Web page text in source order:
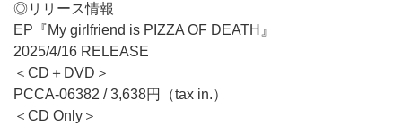
◎リリース情報
EP『My girlfriend is PIZZA OF DEATH』
2025/4/16 RELEASE
＜CD＋DVD＞
PCCA-06382 / 3,638円（tax in.）
＜CD Only＞